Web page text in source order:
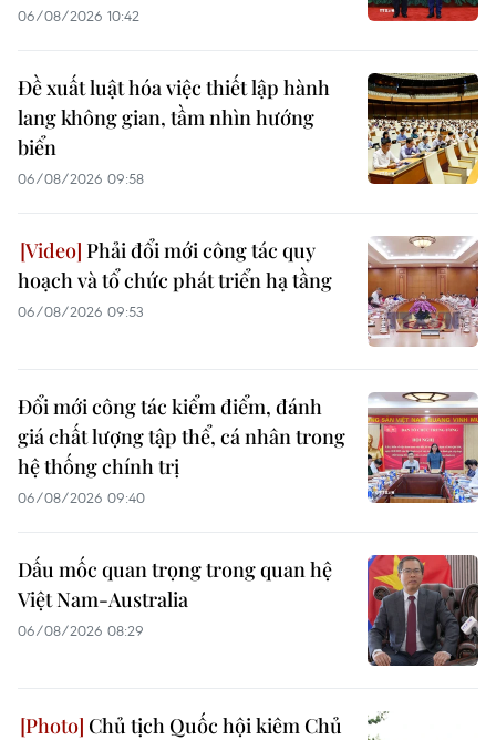
06/08/2026 10:42
Đề xuất luật hóa việc thiết lập hành
lang không gian, tầm nhìn hướng
biển
06/08/2026 09:58
Phải đổi mới công tác quy
hoạch và tổ chức phát triển hạ tầng
06/08/2026 09:53
Đổi mới công tác kiểm điểm, đánh
giá chất lượng tập thể, cá nhân trong
hệ thống chính trị
06/08/2026 09:40
Dấu mốc quan trọng trong quan hệ
Việt Nam-Australia
06/08/2026 08:29
Chủ tịch Quốc hội kiêm Chủ